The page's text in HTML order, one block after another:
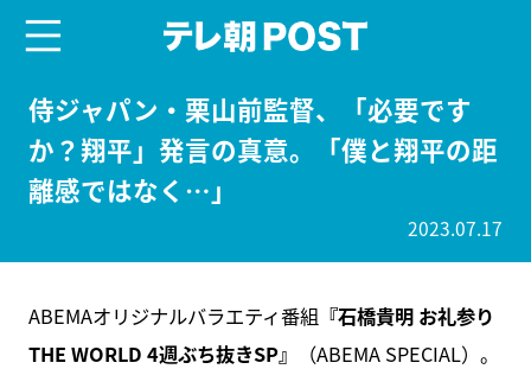
侍ジャパン・栗山前監督、「必要です
か？翔平」発言の真意。「僕と翔平の距
離感ではなく…」
2023.07.17
ABEMAオリジナルバラエティ番組 『石橋貴明 お礼参り
THE WORLD 4週ぶち抜きSP』
（ABEMA SPECIAL）。